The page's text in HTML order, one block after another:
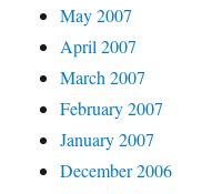
May 2007
April 2007
March 2007
February 2007
January 2007
December 2006